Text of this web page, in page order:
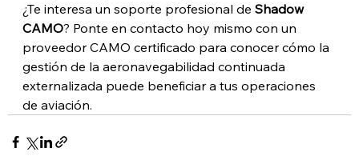
¿Te interesa un soporte profesional de Shadow
CAMO? Ponte en contacto hoy mismo con un
proveedor CAMO certificado para conocer cómo la
gestión de la aeronavegabilidad continuada
externalizada puede beneficiar a tus operaciones
de aviación.